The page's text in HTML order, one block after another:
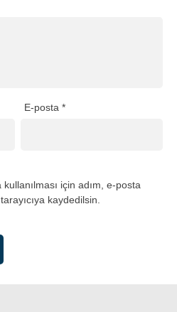
E-posta*
için adım, e-posta
kaydedilsin.